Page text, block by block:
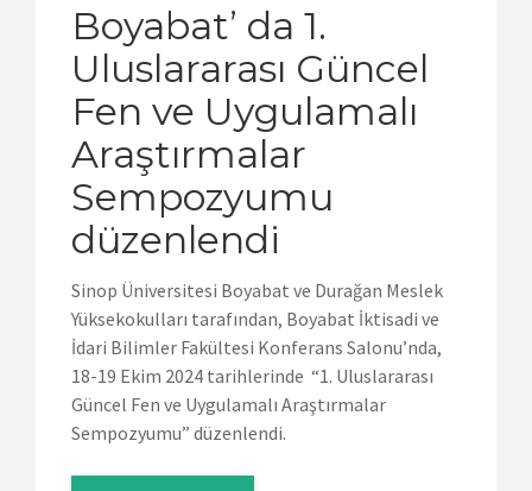
Boyabat’ da 1.
Uluslararası Güncel
Fen ve Uygulamalı
Araştırmalar
Sempozyumu
düzenlendi
Sinop Üniversitesi Boyabat ve Durağan Meslek
Yüksekokulları tarafından, Boyabat İktisadi ve
İdari Bilimler Fakültesi Konferans Salonu’nda,
18-19 Ekim 2024 tarihlerinde “1. Uluslararası
Güncel Fen ve Uygulamalı Araştırmalar
Sempozyumu” düzenlendi.